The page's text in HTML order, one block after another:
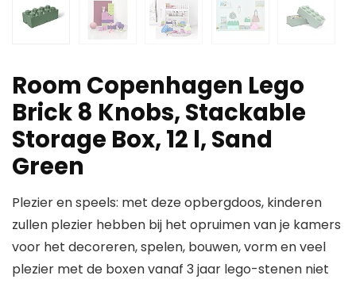
Room Copenhagen Lego
Brick 8 Knobs, Stackable
Storage Box, 12 l, Sand
Green
Plezier en speels: met deze opbergdoos, kinderen
zullen plezier hebben bij het opruimen van je kamers
voor het decoreren, spelen, bouwen, vorm en veel
plezier met de boxen vanaf 3 jaar lego-stenen niet